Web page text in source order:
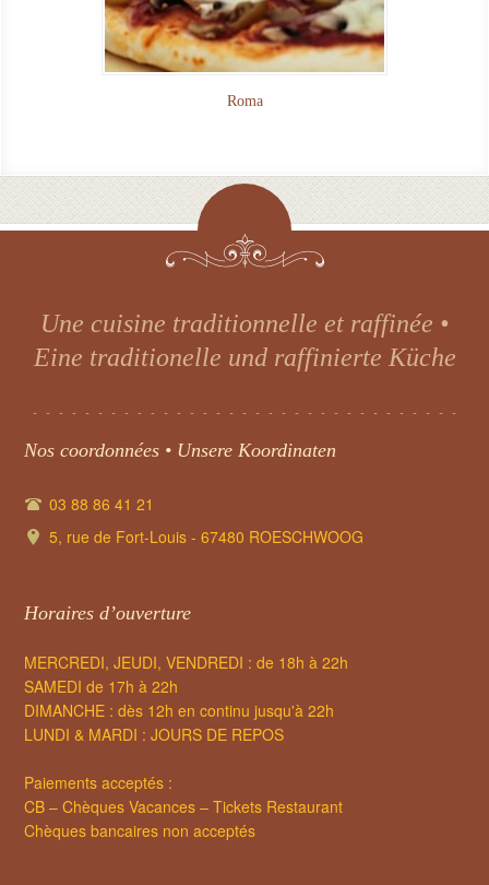
Roma
Convivial et chaleureux • Warm und
freundlich
Nos coordonnées • Unsere Koordinaten
03 88 86 41 21
5, rue de Fort-Louis - 67480 ROESCHWOOG
Horaires d’ouverture
MERCREDI, JEUDI, VENDREDI : de 18h à 22h
SAMEDI de 17h à 22h
DIMANCHE : dès 12h en continu jusqu'à 22h
LUNDI & MARDI : JOURS DE REPOS
Paiements acceptés :
CB – Chèques Vacances – Tickets Restaurant
Chèques bancaires non acceptés